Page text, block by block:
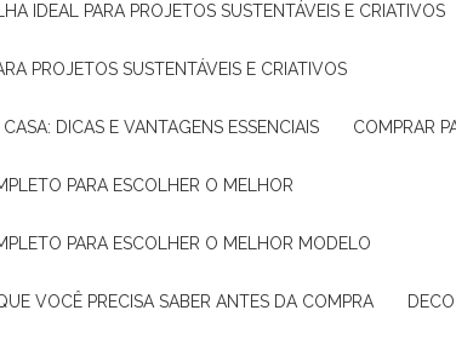
IDEAL PARA PROJETOS SUSTENTÁVEIS E CRIATIVOS
PROJETOS SUSTENTÁVEIS E CRIATIVOS
DICAS E VANTAGENS ESSENCIAIS COMPRAR
PARA ESCOLHER O MELHOR
PARA ESCOLHER O MELHOR MODELO
VOCÊ PRECISA SABER ANTES DA COMPRA